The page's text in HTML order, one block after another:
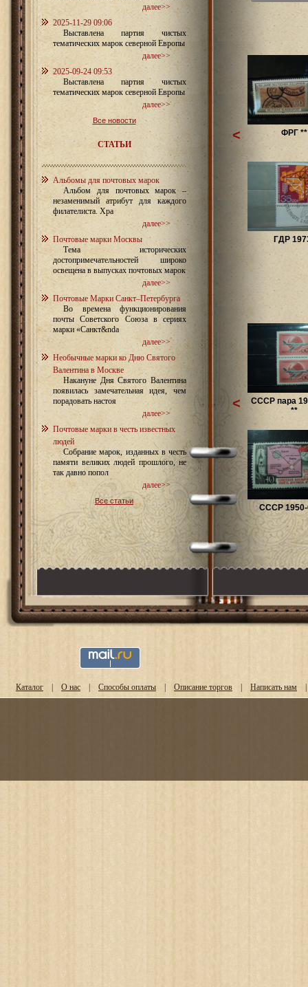
далее>>
2025-11-29 09:06
Выставлена партия чистых
тематических марок северной Европы
далее>>
2025-09-24 09:53
Выставлена партия чистых
тематических марок северной Европы
далее>>
Все новости
СТАТЬИ
Альбомы для почтовых марок
Альбом для почтовых марок –
незаменимый атрибут для каждого
филателиста. Хра
далее>>
Почтовые марки Москвы
Тема исторических
достопримечательностей широко
освещена в выпусках почтовых марок
далее>>
Почтовые Марки Санкт–Петербурга
Во времена функционирования
почты Советского Союза в сериях
марки «Санкт&nda
далее>>
Необычные марки ко Дню Святого
Валентина в Москве
Накануне Дня Святого Валентина
появилась замечательная идея, чем
порадовать настоя
далее>>
Почтовые марки в честь известных
людей
Собрание марок, изданных в честь
памяти великих людей прошлого, не
так давно попол
далее>>
Все статьи
ФРГ **
ГДР
<
СССР пара
**
СССР 1950-
<
Каталог | О нас | Способы оплаты | Описание торгов | Написать нам |